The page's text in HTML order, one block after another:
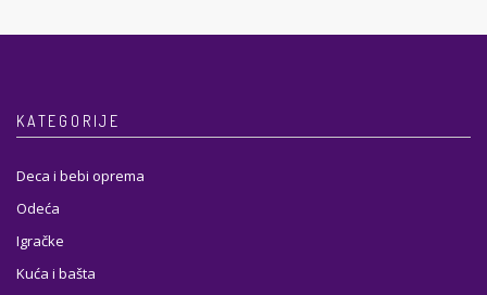
KATEGORIJE
Deca i bebi oprema
Odeća
Igračke
Kuća i bašta